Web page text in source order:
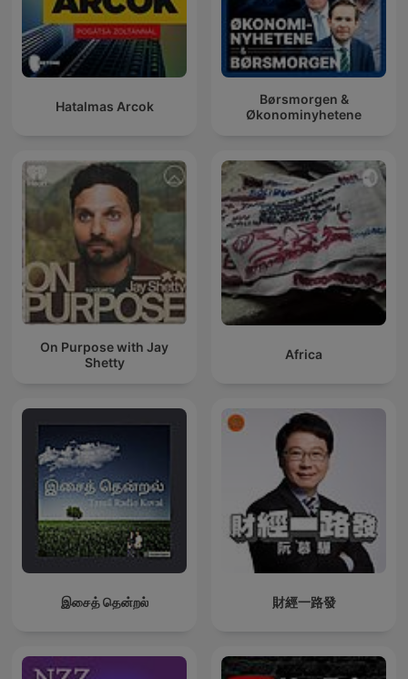
Hatalmas Arcok
Børsmorgen &
Økonominyhetene
On Purpose with Jay
Shetty
Africa
இசைத் தென்றல் 財經一路發